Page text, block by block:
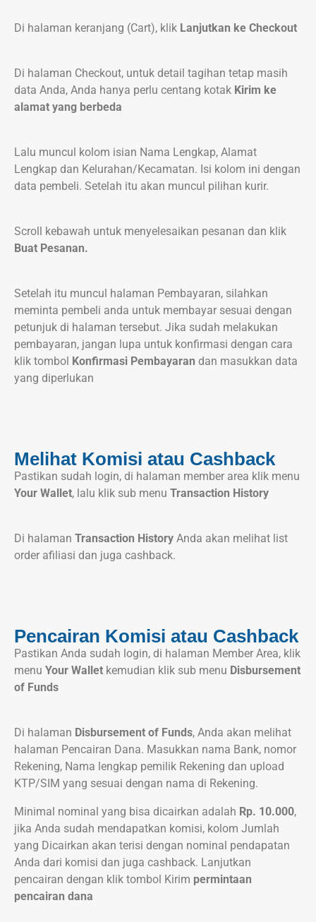
Di halaman keranjang (Cart), klik Lanjutkan ke Checkout
Di halaman Checkout, untuk detail tagihan tetap masih
data Anda, Anda hanya perlu centang kotak Kirim ke
alamat yang berbeda
Lalu muncul kolom isian Nama Lengkap, Alamat
Lengkap dan Kelurahan/Kecamatan. Isi kolom ini dengan
data pembeli. Setelah itu akan muncul pilihan kurir.
Scroll kebawah untuk menyelesaikan pesanan dan klik
Buat Pesanan.
Setelah itu muncul halaman Pembayaran, silahkan
meminta pembeli anda untuk membayar sesuai dengan
petunjuk di halaman tersebut. Jika sudah melakukan
pembayaran, jangan lupa untuk konfirmasi dengan cara
klik tombol Konfirmasi Pembayaran dan masukkan data
yang diperlukan
Melihat Komisi atau Cashback
Pastikan sudah login, di halaman member area klik menu
Your Wallet, lalu klik sub menu Transaction History
Di halaman Transaction History Anda akan melihat list
order afiliasi dan juga cashback.
Pencairan Komisi atau Cashback
Pastikan Anda sudah login, di halaman Member Area, klik
menu Your Wallet kemudian klik sub menu Disbursement
of Funds
Di halaman Disbursement of Funds, Anda akan melihat
halaman Pencairan Dana. Masukkan nama Bank, nomor
Rekening, Nama lengkap pemilik Rekening dan upload
KTP/SIM yang sesuai dengan nama di Rekening.
Minimal nominal yang bisa dicairkan adalah Rp. 10.000,
jika Anda sudah mendapatkan komisi, kolom Jumlah
yang Dicairkan akan terisi dengan nominal pendapatan
Anda dari komisi dan juga cashback. Lanjutkan
pencairan dengan klik tombol Kirim permintaan
pencairan dana